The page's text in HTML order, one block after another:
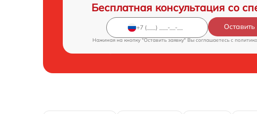
Бесплатная консультация со
Нажимая на кнопку "Оставить заявку" Вы соглашаетесь c